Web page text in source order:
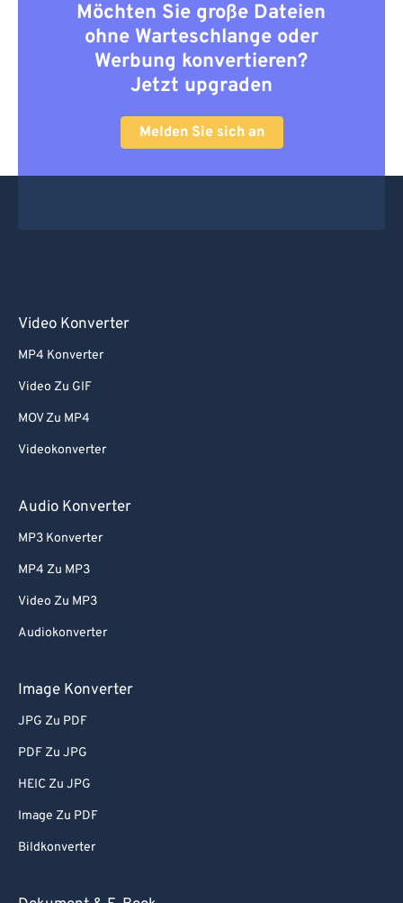
Möchten Sie große Dateien
ohne Warteschlange oder
Werbung konvertieren?
Jetzt upgraden
Melden Sie sich an
Video Konverter
MP4 Konverter
Video Zu GIF
MOV Zu MP4
Videokonverter
Audio Konverter
MP3 Konverter
MP4 Zu MP3
Video Zu MP3
Audiokonverter
Image Konverter
JPG Zu PDF
PDF Zu JPG
HEIC Zu JPG
Image Zu PDF
Bildkonverter